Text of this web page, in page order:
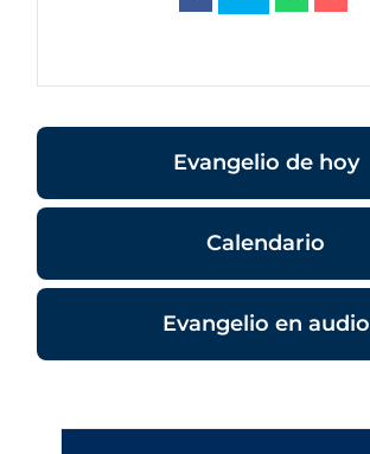
Evangelio de hoy
Calendario
Evangelio en audio